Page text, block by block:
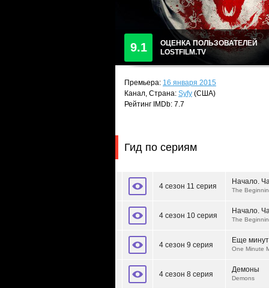
9.1
ОЦЕНКА ПОЛЬЗОВАТЕЛЕЙ
LOSTFILM.TV
Премьера: 16 января 2015
Канал, Страна: Syfy (США)
Рейтинг IMDb: 7.7
Гид по сериям
4 сезон 11 серия
Начало.
The
4 сезон 10 серия
Начало.
The
4 сезон 9 серия
Еще
One Minute
4 сезон 8 серия
Демоны
Demons